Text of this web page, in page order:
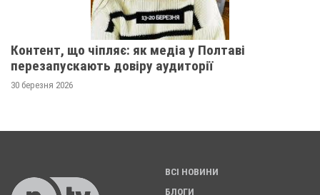
Контент, що чіпляє: як медіа у Полтаві
перезапускають довіру аудиторії
30 березня 2026
ВСІ НОВИНИ
БЛОГИ